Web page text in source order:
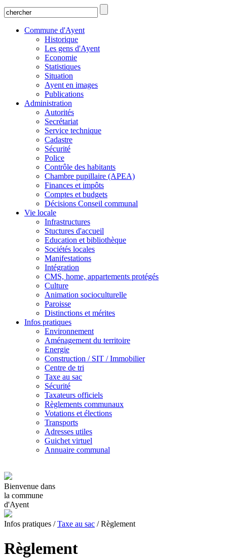
Commune d'Ayent
Historique
Les gens d'Ayent
Economie
Statistiques
Situation
Ayent en images
Publications
Administration
Autorités
Secrétariat
Service technique
Cadastre
Sécurité
Police
Contrôle des habitants
Chambre pupillaire (APEA)
Finances et impôts
Comptes et budgets
Décisions Conseil communal
Vie locale
Infrastructures
Stuctures d'accueil
Education et bibliothèque
Sociétés locales
Manifestations
Intégration
CMS, home, appartements protégés
Culture
Animation socioculturelle
Paroisse
Distinctions et mérites
Infos pratiques
Environnement
Aménagement du territoire
Energie
Construction / SIT / Immobilier
Centre de tri
Taxe au sac
Sécurité
Taxateurs officiels
Règlements communaux
Votations et élections
Transports
Adresses utiles
Guichet virtuel
Annuaire communal
Bienvenue dans
la commune
d'Ayent
Infos pratiques /Taxe au sac /Règlement
Règlement